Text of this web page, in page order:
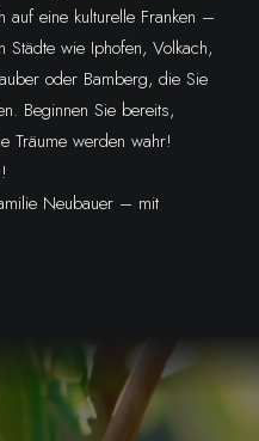
auf eine kulturelle Franken –
wie Iphofen, Volkach,
oder Bamberg, die Sie
Beginnen Sie bereits,
Träume werden wahr!
Neubauer – mit